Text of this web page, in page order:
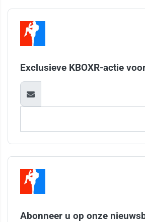
Exclusieve KBOXR-actie
Abonneer u op onze